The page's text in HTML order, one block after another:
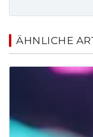
ÄHNLICHE